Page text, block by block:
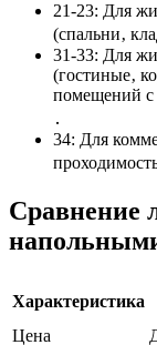
21-23: Для
(спальни‚
31-33: Для
(гостиные‚
помещений с
․
34: Для
Сравнение
Характеристика
Цена